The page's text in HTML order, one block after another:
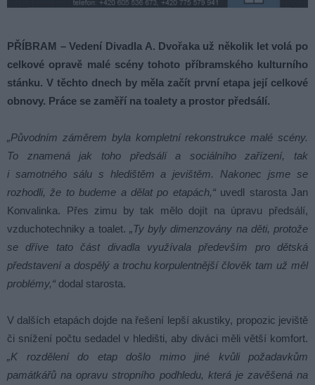
PŘÍBRAM – Vedení Divadla A. Dvořaka už několik let volá po
celkové opravě malé scény tohoto příbramského kulturního
stánku. V těchto dnech by měla začít první etapa její celkové
obnovy. Práce se zaměří na toalety a prostor předsálí.
„Původním záměrem byla kompletní rekonstrukce malé scény.
To znamená jak toho předsálí a sociálního zařízení, tak
i samotného sálu s hledištěm a jevištěm. Nakonec jsme se
rozhodli, že to budeme a dělat po etapách,“uvedl starosta Jan
Konvalinka. Přes zimu by tak mělo dojít na úpravu předsálí,
vzduchotechniky a toalet. „Ty byly dimenzovány na děti, protože
se dříve tato část divadla využívala především pro dětská
představení a dospělý a trochu korpulentnější člověk tam už měl
problémy,“ dodal starosta.
V dalších etapách dojde na řešení lepší akustiky, propozic jeviště
či snížení počtu sedadel v hledišti, aby diváci měli větší komfort.
„K rozdělení do etap došlo mimo jiné kvůli požadavkům
památkářů na opravu stropního podhledu, která je zavěšená na